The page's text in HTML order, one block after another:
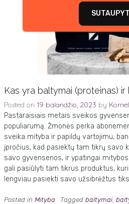
Kas yra baltymai (proteinas) ir
Posted on 19 balandžio, 2023 by
Pastaraisiais metais sveikos
populiarumą. Žmonės perka
sveika mityba ir papildų vartojimu,
įpročius, kad pasiektų tam tikrų savo
savo gyvensenos, ir ypatingai
gali pasiūlyti tam tikrus produktus,
lengviau pasiekti savo užsibrėžtus
Posted in Mityba Tagged baltymai,